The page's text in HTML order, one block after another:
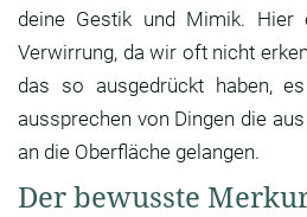
deine Gestik und Mimik.
Verwirrung, da wir oft nicht
das so ausgedrückt haben,
aussprechen von Dingen die
an die Oberfläche gelangen.
Der bewusste